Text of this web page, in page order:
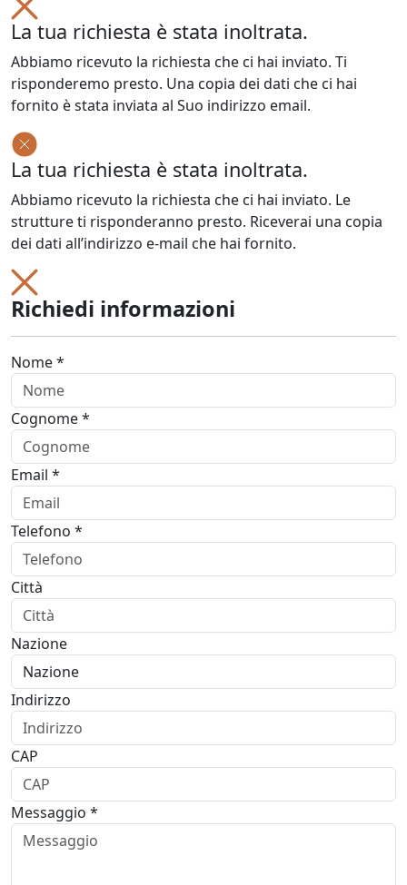
La tua richiesta è stata inoltrata.
Abbiamo ricevuto la richiesta che ci hai inviato. Ti
risponderemo presto. Una copia dei dati che ci hai
fornito è stata inviata al Suo indirizzo email.
La tua richiesta è stata inoltrata.
Abbiamo ricevuto la richiesta che ci hai inviato. Le
strutture ti risponderanno presto. Riceverai una copia
dei dati all’indirizzo e-mail che hai fornito.
Richiedi informazioni
Nome *
Cognome *
Email *
Telefono *
Città
Nazione
Indirizzo
CAP
Messaggio *